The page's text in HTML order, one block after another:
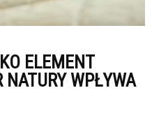
ELEMENT
NATURY WPŁYWA